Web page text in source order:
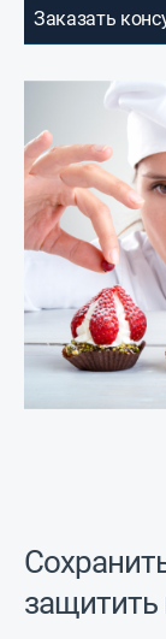
Заказать
защитить